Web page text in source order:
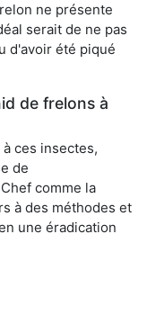
ne présente
serait de ne pas
d'avoir été piqué
de frelons à
ces insectes,
de
comme la
à des méthodes et
une éradication